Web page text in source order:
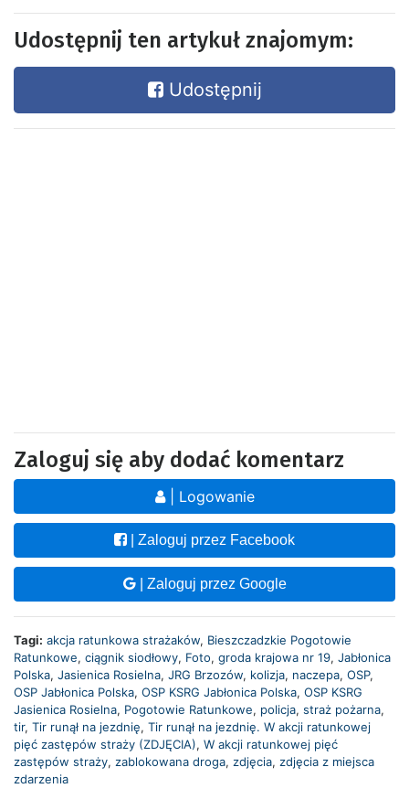
Udostępnij ten artykuł znajomym:
Udostępnij
Zaloguj się aby dodać komentarz
| Logowanie
| Zaloguj przez Facebook
| Zaloguj przez Google
Tagi: akcja ratunkowa strażaków, Bieszczadzkie Pogotowie
Ratunkowe, ciągnik siodłowy, Foto, groda krajowa nr 19, Jabłonica
Polska, Jasienica Rosielna, JRG Brzozów, kolizja, naczepa, OSP,
OSP Jabłonica Polska, OSP KSRG Jabłonica Polska, OSP KSRG
Jasienica Rosielna, Pogotowie Ratunkowe, policja, straż pożarna,
tir, Tir runął na jezdnię, Tir runął na jezdnię. W akcji ratunkowej
pięć zastępów straży (ZDJĘCIA), W akcji ratunkowej pięć
zastępów straży, zablokowana droga, zdjęcia, zdjęcia z miejsca
zdarzenia